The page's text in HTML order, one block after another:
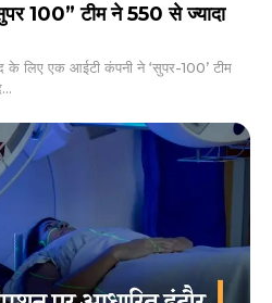
100” टीम ने 550 से ज्यादा
के लिए एक आईटी कंपनी ने ‘सुपर-100’ टीम